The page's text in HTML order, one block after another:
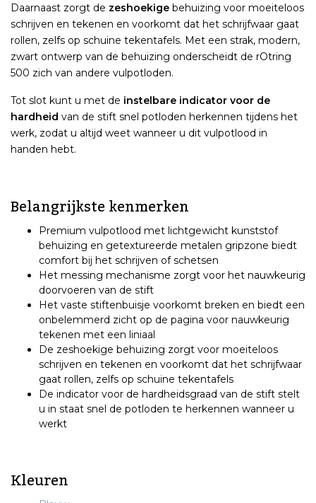
Daarnaast zorgt de zeshoekige behuizing voor moeiteloos
schrijven en tekenen en voorkomt dat het schrijfwaar gaat
rollen, zelfs op schuine tekentafels. Met een strak, modern,
zwart ontwerp van de behuizing onderscheidt de rOtring
500 zich van andere vulpotloden.
Tot slot kunt u met de instelbare indicator voor de
hardheid van de stift snel potloden herkennen tijdens het
werk, zodat u altijd weet wanneer u dit vulpotlood in
handen hebt.
Belangrijkste kenmerken
Premium vulpotlood met lichtgewicht kunststof
behuizing en getextureerde metalen gripzone biedt
comfort bij het schrijven of schetsen
Het messing mechanisme zorgt voor het nauwkeurig
doorvoeren van de stift
Het vaste stiftenbuisje voorkomt breken en biedt een
onbelemmerd zicht op de pagina voor nauwkeurig
tekenen met een liniaal
De zeshoekige behuizing zorgt voor moeiteloos
schrijven en tekenen en voorkomt dat het schrijfwaar
gaat rollen, zelfs op schuine tekentafels
De indicator voor de hardheidsgraad van de stift stelt
u in staat snel de potloden te herkennen wanneer u
werkt
Kleuren